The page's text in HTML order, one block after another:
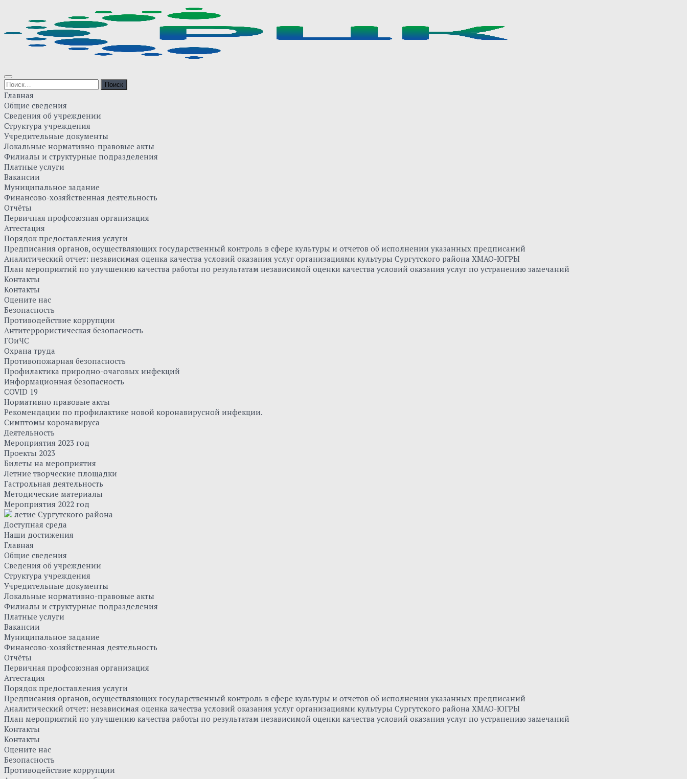
content
Найти:
Главная
Общие сведения
Сведения об учреждении
Структура учреждения
Учредительные документы
Локальные нормативно-правовые акты
Филиалы и структурные подразделения
Платные услуги
Вакансии
Муниципальное задание
Финансово-хозяйственная деятельность
Отчёты
Первичная профсоюзная организация
Аттестация
Порядок предоставления услуги
Предписания органов, осуществляющих государственный контроль в сфере культуры и отчетов об исполнении указанных предписаний
Аналитический отчет: независимая оценка качества условий оказания услуг организациями культуры Сургутского района ХМАО-ЮГРЫ
План мероприятий по улучшению качества работы по результатам независимой оценки качества условий оказания услуг по устранению замечаний
Контакты
Контакты
Оцените нас
Безопасность
Противодействие коррупции
Антитеррористическая безопасность
ГОиЧС
Охрана труда
Противопожарная безопасность
Профилактика природно-очаговых инфекций
Информационная безопасность
COVID 19
Нормативно правовые акты
Рекомендации по профилактике новой коронавирусной инфекции.
Симптомы коронавируса
Деятельность
Мероприятия 2023 год
Проекты 2023
Билеты на мероприятия
Летние творческие площадки
Гастрольная деятельность
Методические материалы
Мероприятия 2022 год
летие Сургутского района
Доступная среда
Наши достижения
Главная
Общие сведения
Сведения об учреждении
Структура учреждения
Учредительные документы
Локальные нормативно-правовые акты
Филиалы и структурные подразделения
Платные услуги
Вакансии
Муниципальное задание
Финансово-хозяйственная деятельность
Отчёты
Первичная профсоюзная организация
Аттестация
Порядок предоставления услуги
Предписания органов, осуществляющих государственный контроль в сфере культуры и отчетов об исполнении указанных предписаний
Аналитический отчет: независимая оценка качества условий оказания услуг организациями культуры Сургутского района ХМАО-ЮГРЫ
План мероприятий по улучшению качества работы по результатам независимой оценки качества условий оказания услуг по устранению замечаний
Контакты
Контакты
Оцените нас
Безопасность
Противодействие коррупции